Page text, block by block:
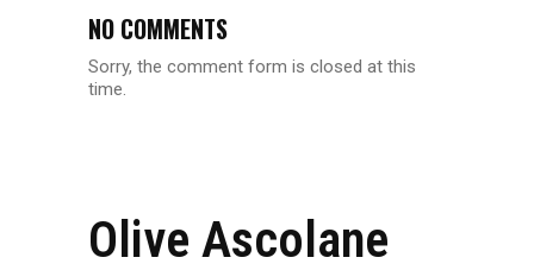
NO COMMENTS
Sorry, the comment form is closed at this
time.
Olive Ascolane